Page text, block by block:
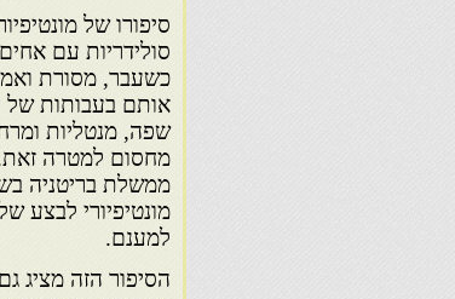
סיפורו של
סולידריות עם
כשעבר, מסורת
אותם בעבותות של
שפה, מנטליות
מחסום למטרה
ממשלת בריטניה
מונטיפיורי לבצע
למענם.
הסיפור הזה מציג